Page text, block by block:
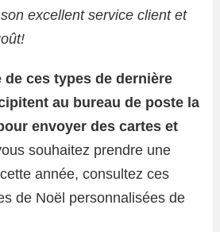
excellent service client et
ces types de dernière
au bureau de poste la
envoyer des cartes et
souhaitez prendre une
année, consultez ces
de Noël personnalisées de